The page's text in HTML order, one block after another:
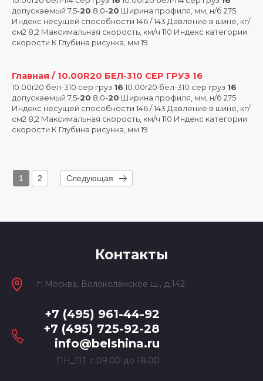
допускаемый 7,5-20 8,0-20 Ширина профиля, мм, н/б 275
Индекс несущей способности 146 / 143 Давление в шине, кг/
см2 8,2 Максимальная скорость, км/ч 110 Индекс категории
скорости К Глубина рисунка, мм 19
Главная / 10.00R20 БЕЛ-310 СЕР ГРУЗ 16
10.00r20 бел-310 сер груз 16 10.00r20 бел-310 сер груз 16
допускаемый 7,5-20 8,0-20 Ширина профиля, мм, н/б 275
Индекс несущей способности 146 / 143 Давление в шине, кг/
см2 8,2 Максимальная скорость, км/ч 110 Индекс категории
скорости К Глубина рисунка, мм 19
1 2 Следующая
Контакты
+7 (495) 961-44-92
+7 (495) 725-92-28
info@belshina.ru
ПН_ПТ с 09.00 до 18.00
г. Москва, Волоколамское ш., д.142